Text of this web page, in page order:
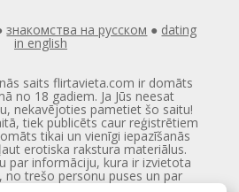
знакомства на русском ● dating
in english
saits flirtavieta.com ir domāts
no 18 gadiem. Ja Jūs neesat
nekavējoties pametiet šo saitu!
tiek publicēts caur reģistrētiem
tikai un vienīgi iepazīšanās
erotiska rakstura materiālus.
par informāciju, kura ir izvietota
no trešo personu puses un par
saistībā ar šo informāciju.